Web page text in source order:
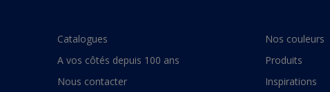
Catalogues
A vos côtés depuis 100 ans
Nous contacter
Nos couleurs
Produits
Inspirations